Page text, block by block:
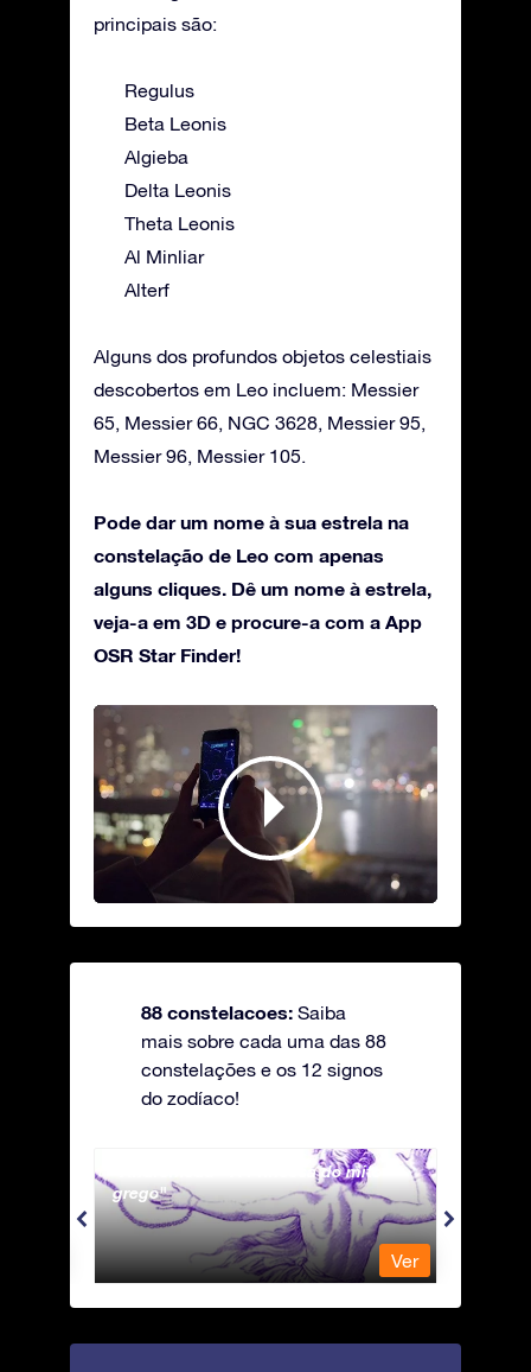
principais são:
Regulus
Beta Leonis
Algieba
Delta Leonis
Theta Leonis
Al Minliar
Alterf
Alguns dos profundos objetos celestiais
descobertos em Leo incluem: Messier
65, Messier 66, NGC 3628, Messier 95,
Messier 96, Messier 105.
Pode dar um nome à sua estrela na
constelação de Leo com apenas
alguns cliques. Dê um nome à estrela,
veja-a em 3D e procure-a com a App
OSR Star Finder!
88 constelacoes: Saiba
mais sobre cada uma das 88
constelações e os 12 signos
do zodíaco!
Andromeda - A Princesa do mito
grego
Ver